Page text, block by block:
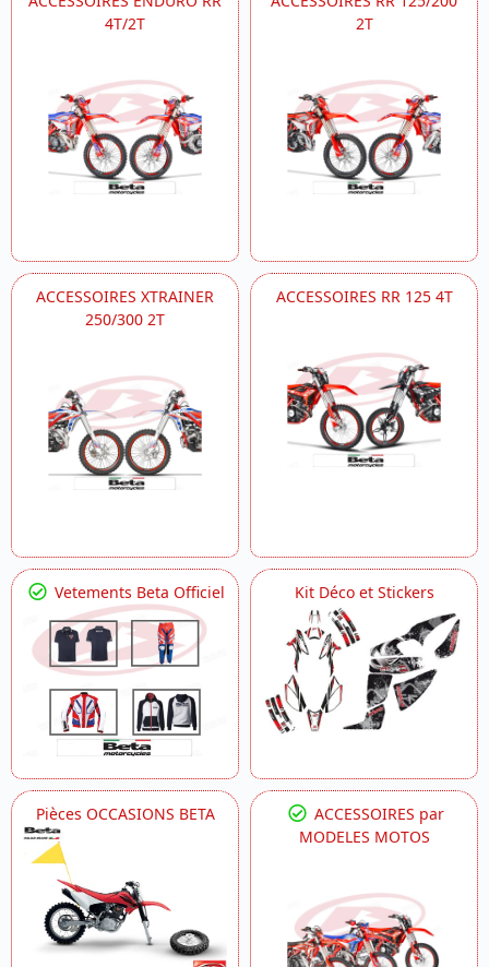
4T/2T
2T
ACCESSOIRES XTRAINER
250/300 2T
ACCESSOIRES RR 125 4T
Vetements Beta Officiel Kit Déco et Stickers
Pièces OCCASIONS BETA
ACCESSOIRES par
MODELES MOTOS